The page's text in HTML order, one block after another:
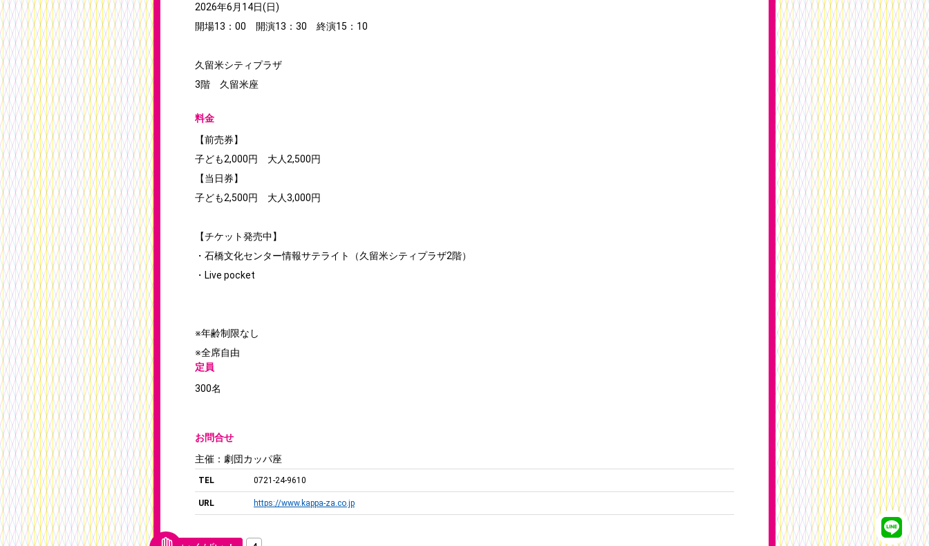
2026年6月14日(日)
開場13：00 開演13：30 終演15：10
久留米シティプラザ
3階 久留米座
料金
【前売券】
子ども2,000円 大人2,500円
【当日券】
子ども2,500円 大人3,000円
【チケット発売中】
・石橋文化センター情報サテライト（久留米シティプラザ2階）
・Live pocket
※年齢制限なし
※全席自由
定員
300名
お問合せ
主催：劇団カッパ座
TEL 0721-24-9610
URL https://www.kappa-za.co.jp